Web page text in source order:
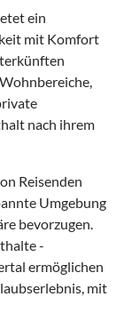
ein
mit Komfort
nach ihrem
Reisenden
Umgebung
bevorzugen.
-
ermöglichen
mit